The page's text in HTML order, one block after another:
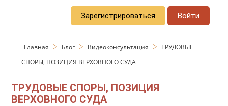
Зарегистрироваться Войти
Главная Блог Видеоконсультация
ТРУДОВЫЕ
СПОРЫ, ПОЗИЦИЯ ВЕРХОВНОГО СУДА
ТРУДОВЫЕ СПОРЫ, ПОЗИЦИЯ
ВЕРХОВНОГО СУДА